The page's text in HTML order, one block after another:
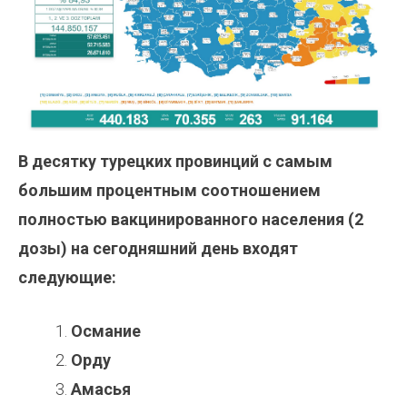
В десятку турецких провинций с самым
большим процентным соотношением
полностью вакцинированного населения (2
дозы) на сегодняшний день входят
следующие:
Османие
Орду
Амасья